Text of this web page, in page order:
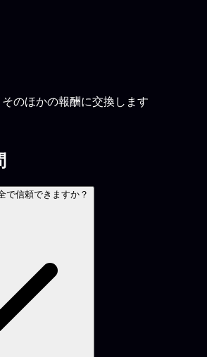
のほかの報酬に交換します
で信頼できますか？